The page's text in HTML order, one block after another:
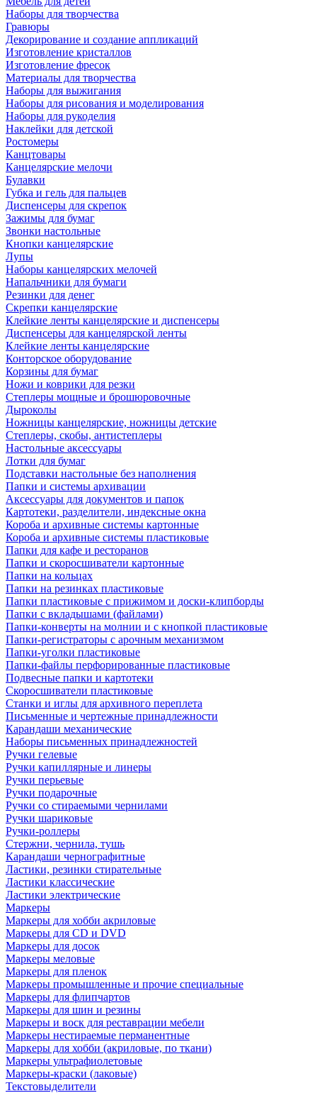
Наборы для творчества
Гравюры
Декорирование и создание аппликаций
Изготовление кристаллов
Изготовление фресок
Материалы для творчества
Наборы для выжигания
Наборы для рисования и моделирования
Наборы для рукоделия
Наклейки для детской
Ростомеры
Канцтовары
Канцелярские мелочи
Булавки
Губка и гель для пальцев
Диспенсеры для скрепок
Зажимы для бумаг
Звонки настольные
Кнопки канцелярские
Лупы
Наборы канцелярских мелочей
Напальчники для бумаги
Резинки для денег
Скрепки канцелярские
Клейкие ленты канцелярские и диспенсеры
Диспенсеры для канцелярской ленты
Клейкие ленты канцелярские
Конторское оборудование
Корзины для бумаг
Ножи и коврики для резки
Степлеры мощные и брошюровочные
Дыроколы
Ножницы канцелярские, ножницы детские
Степлеры, скобы, антистеплеры
Настольные аксессуары
Лотки для бумаг
Подставки настольные без наполнения
Папки и системы архивации
Аксессуары для документов и папок
Картотеки, разделители, индексные окна
Короба и архивные системы картонные
Короба и архивные системы пластиковые
Папки для кафе и ресторанов
Папки и скоросшиватели картонные
Папки на кольцах
Папки на резинках пластиковые
Папки пластиковые с прижимом и доски-клипборды
Папки с вкладышами (файлами)
Папки-конверты на молнии и с кнопкой пластиковые
Папки-регистраторы с арочным механизмом
Папки-уголки пластиковые
Папки-файлы перфорированные пластиковые
Подвесные папки и картотеки
Скоросшиватели пластиковые
Станки и иглы для архивного переплета
Письменные и чертежные принадлежности
Карандаши механические
Наборы письменных принадлежностей
Ручки гелевые
Ручки капиллярные и линеры
Ручки перьевые
Ручки подарочные
Ручки со стираемыми чернилами
Ручки шариковые
Ручки-роллеры
Стержни, чернила, тушь
Карандаши чернографитные
Ластики, резинки стирательные
Ластики классические
Ластики электрические
Маркеры
Маркеры для хобби акриловые
Маркеры для CD и DVD
Маркеры для досок
Маркеры меловые
Маркеры для пленок
Маркеры промышленные и прочие специальные
Маркеры для флипчартов
Маркеры для шин и резины
Маркеры и воск для реставрации мебели
Маркеры нестираемые перманентные
Маркеры для хобби (акриловые, по ткани)
Маркеры ультрафиолетовые
Маркеры-краски (лаковые)
Текстовыделители